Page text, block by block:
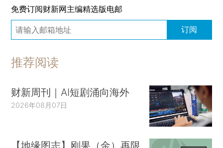
免费订阅财新网主编精选版电邮
订阅
推荐阅读
财新周刊｜AI短剧涌向海外
2026年08月07日
【地缘图志】刚果（金）再限